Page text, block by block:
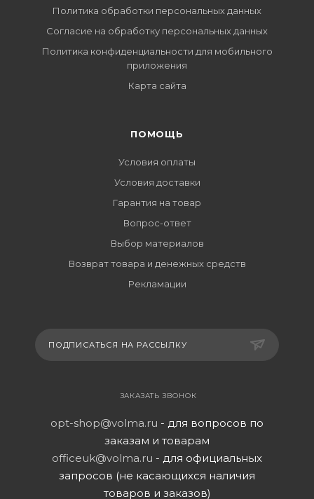
Политика обработки персональных данных
Согласие на обработку персональных данных
Политика конфиденциальности для мобильного
приложения
Карта сайта
ПОМОЩЬ
Условия оплаты
Условия доставки
Гарантия на товар
Вопрос-ответ
Выбор материалов
Возврат товара и денежных средств
Рекламации
ПОДПИСАТЬСЯ НА РАССЫЛКУ
ЗАКАЗАТЬ ЗВОНОК
opt-shop@volma.ru - для вопросов по
заказам и товарам
officeuk@volma.ru - для официальных
запросов (не касающихся наличия
товаров и заказов)